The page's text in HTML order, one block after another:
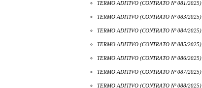
TERMO ADITIVO (CONTRATO Nº 081/2025)
TERMO ADITIVO (CONTRATO Nº 083/2025)
TERMO ADITIVO (CONTRATO Nº 084/2025)
TERMO ADITIVO (CONTRATO Nº 085/2025)
TERMO ADITIVO (CONTRATO Nº 086/2025)
TERMO ADITIVO (CONTRATO Nº 087/2025)
TERMO ADITIVO (CONTRATO Nº 088/2025)